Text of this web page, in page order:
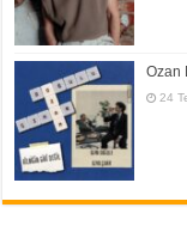
Ozan
24